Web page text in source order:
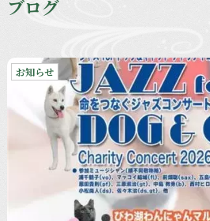
ブログ
お知らせ